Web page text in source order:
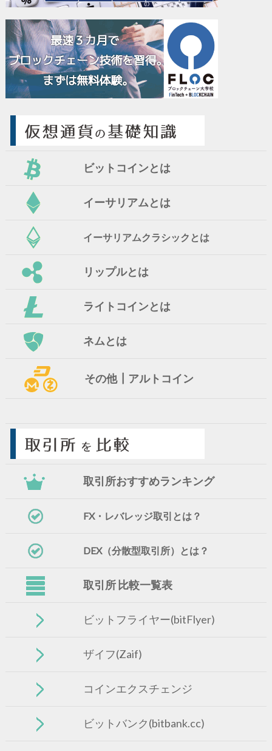
ビットコインとは
イーサリアムとは
イーサリアムクラシックとは
リップルとは
ライトコインとは
ネムとは
その他┃アルトコイン
取引所おすすめランキング
FX・レバレッジ取引とは？
DEX（分散型取引所）とは？
取引所 比較一覧表
ビットフライヤー(bitFlyer)
ザイフ(Zaif)
コインエクスチェンジ
ビットバンク(bitbank.cc)